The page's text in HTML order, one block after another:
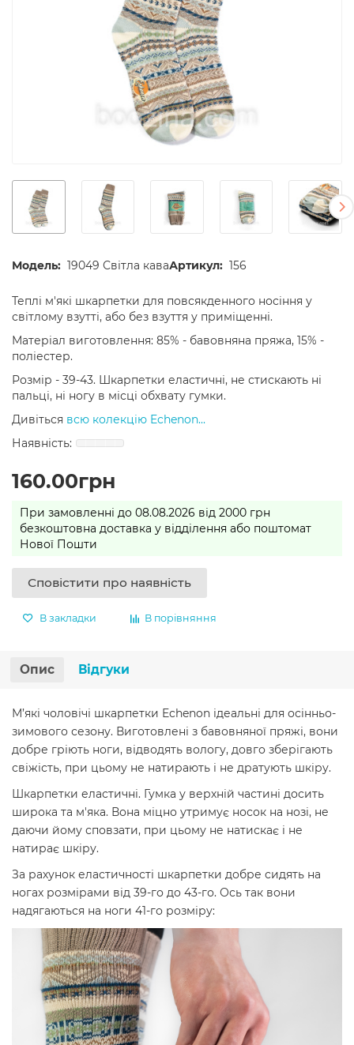
Модель: 19049 Світла каваАртикул: 156
Теплі м'які шкарпетки для повсякденного носіння у
світлому взутті, або без взуття у приміщенні.
Матеріал виготовлення: 85% - бавовняна пряжа, 15% -
поліестер.
Розмір - 39-43. Шкарпетки еластичні, не стискають ні
пальці, ні ногу в місці обхвату гумки.
Дивіться всю колекцію Echenon...
160.00грн
При замовленні до 08.08.2026 від 2000 грн
безкоштовна доставка у відділення або поштомат
Нової Пошти
Сповістити про наявність
В закладки В порівняння
Опис Відгуки
М’які чоловічі шкарпетки Echenon ідеальні для осінньо-
зимового сезону. Виготовлені з бавовняної пряжі, вони
добре гріють ноги, відводять вологу, довго зберігають
свіжість, при цьому не натирають і не дратують шкіру.
Шкарпетки еластичні. Гумка у верхній частині досить
широка та м'яка. Вона міцно утримує носок на нозі, не
даючи йому сповзати, при цьому не натискає і не
натирає шкіру.
За рахунок еластичності шкарпетки добре сидять на
ногах розмірами від 39-го до 43-го. Ось так вони
надягаються на ноги 41-го розміру: